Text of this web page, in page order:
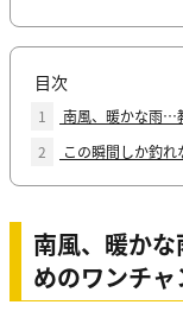
目次
1
南風、暖かな雨⋯
2
この瞬間しか釣れ
南風、暖か
めのワンチャ